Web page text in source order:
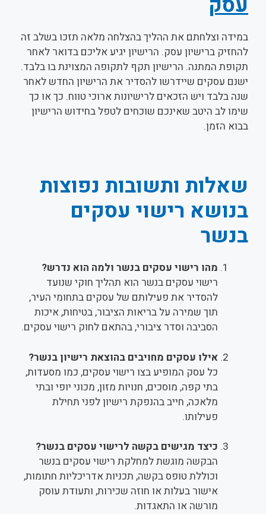
במידה וצלחתם את ההליך בהצלחה מלאה תזכו בשלב זה
להחזיק ברישיון עסק. הרישיון יגיע אליכם בדואר לאחר
תקופת המתנה. הרישיון תקף לתקופה המצוינת בו בלבד.
ישנם עסקים שיידרשו להסדיר את הרישיון החדש לאחר
שנה בלבד ויש הזכאים לרישיונות ארוכי טווח. כך או כך
שימו לב היטב שאינכם שוכחים לטפל בחידוש הרישיון
בבוא הזמן.
שאלות ותשובות נפוצות
בנושא רישוי עסקים
בנשר
מהו רישוי עסקים בנשר ולמה הוא נדרש?
רישוי עסקים בנשר הוא תהליך חוקי שנועד
להסדיר את פעילותם של עסקים בתחומי העיר,
תוך שמירה על בריאות הציבור, בטיחות, איכות
הסביבה וסדר ציבורי, בהתאם לחוק רישוי עסקים.
אילו עסקים מחויבים בהוצאת רישיון בנשר?
כל עסק המופיע בצו רישוי עסקים, כמו מסעדות,
בתי קפה, מוסכים, חנויות מזון, מכוני יופי ובתי
מלאכה, חייב בהנפקת רישיון לפני תחילת
פעילותו.
כיצד מגישים בקשה לרישוי עסקים בנשר?
הבקשה מוגשת למחלקת רישוי עסקים בנשר
וכוללת טופס בקשה, תכניות אדריכליות חתומות,
אישור בעלות או חוזה שכירות, ותעודת עוסק
מורשה או התאגדות.